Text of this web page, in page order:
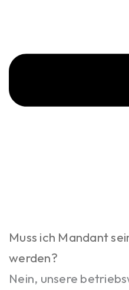
Muss ich Mandant
werden?
Nein, unsere